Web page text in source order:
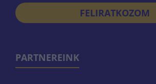
FELIRATKOZOM
PARTNEREINK